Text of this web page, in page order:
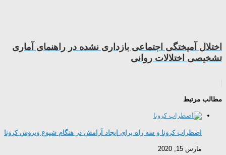
اختلال آمیختگی اجتماعی بازداری نشده در راهنمای آماری
تشخیصی اختلالات روانی
مطالب مرتبط
اضطراب کرونا و سه راه برای ایجاد آرامش در هنگام شیوع ویروس کرونا
مارس 15, 2020